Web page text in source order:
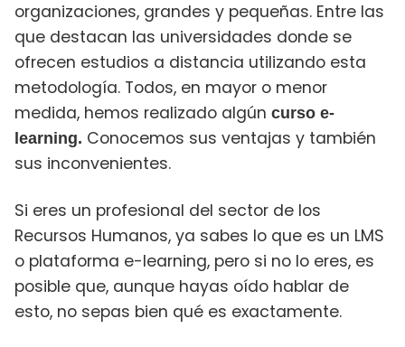
organizaciones, grandes y pequeñas. Entre las
que destacan las universidades donde se
ofrecen estudios a distancia utilizando esta
metodología. Todos, en mayor o menor
medida, hemos realizado algún curso e-
learning. Conocemos sus ventajas y también
sus inconvenientes.
Si eres un profesional del sector de los
Recursos Humanos, ya sabes lo que es un LMS
o plataforma e-learning, pero si no lo eres, es
posible que, aunque hayas oído hablar de
esto, no sepas bien qué es exactamente.